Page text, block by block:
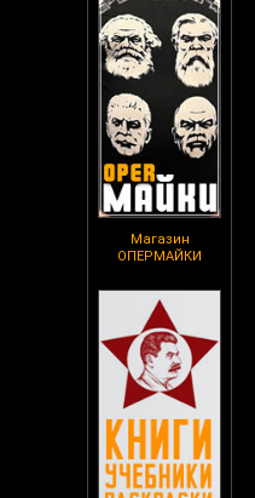
Магазин
ОПЕРМАЙКИ